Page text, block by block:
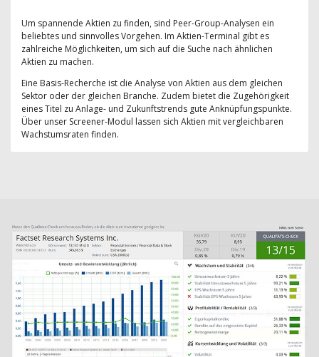
Um spannende Aktien zu finden, sind Peer-Group-Analysen ein
beliebtes und sinnvolles Vorgehen. Im Aktien-Terminal gibt es
zahlreiche Möglichkeiten, um sich auf die Suche nach ähnlichen
Aktien zu machen.
Eine Basis-Recherche ist die Analyse von Aktien aus dem gleichen
Sektor oder der gleichen Branche. Zudem bietet die Zugehörigkeit
eines Titel zu Anlage- und Zukunftstrends gute Anknüpfungspunkte.
Über unser Screener-Modul lassen sich Aktien mit vergleichbaren
Wachstumsraten finden.